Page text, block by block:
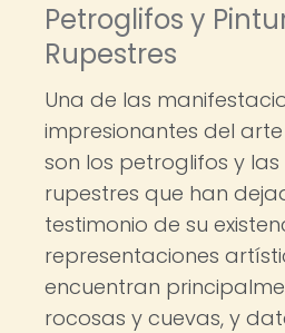
Petroglifos y
Rupestres
Una de las
impresionantes del
son los petroglifos y
rupestres que han
testimonio de su
representaciones
encuentran
rocosas y cuevas, y